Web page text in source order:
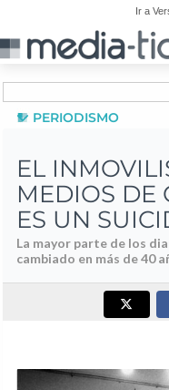
Ir a
PERIODISMO
EL
MEDIOS DE
ES UN
La mayor parte de los
cambiado en más de 40